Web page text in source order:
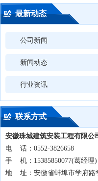
最新动态
公司新闻
新闻动态
行业资讯
联系方式
安徽珠城建筑安装工程有限公
电 话：0552-3826658
手 机：15385850077(葛经理)
地 址：安徽省蚌埠市学府路